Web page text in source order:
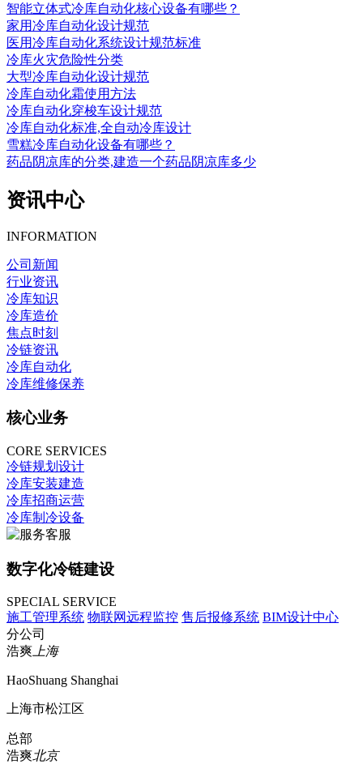
智能立体式冷库自动化核心设备有哪些？
家用冷库自动化设计规范
医用冷库自动化系统设计规范标准
冷库火灾危险性分类
大型冷库自动化设计规范
冷库自动化霜使用方法
冷库自动化穿梭车设计规范
冷库自动化标准,全自动冷库设计
雪糕冷库自动化设备有哪些？
药品阴凉库的分类,建造一个药品阴凉库多少
资讯中心
INFORMATION
公司新闻
行业资讯
冷库知识
冷库造价
焦点时刻
冷链资讯
冷库自动化
冷库维修保养
核心业务
CORE SERVICES
冷链规划设计
冷库安装建造
冷库招商运营
冷库制冷设备
数字化冷链建设
SPECIAL SERVICE
施工管理系统 物联网远程监控 售后报修系统 BIM设计中心
分公司
浩爽上海
HaoShuang Shanghai
上海市松江区
总部
浩爽北京